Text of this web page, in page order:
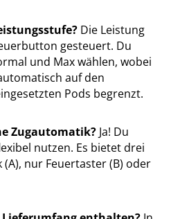
Die Leistung
gesteuert. Du
und Max wählen, wobei
auf den
Pods begrenzt.
Zugautomatik? Ja! Du
nutzen. Es bietet drei
nur Feuertaster (B) oder